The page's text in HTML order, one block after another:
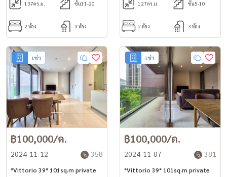
137ตร.ม. ชั้น11-20
2 ห้อง 3 ห้อง
127ตร.ม. ชั้น5-10
2 ห้อง 3 ห้อง
เช่า
฿100,000/ด.
2024-11-12 358
*Vittorio 39* 101sq.m private
เช่า
฿100,000/ด.
2024-11-07 381
*Vittorio 39* 101sq.m private